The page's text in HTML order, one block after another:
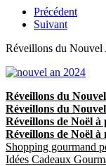
Précédent
Suivant
Réveillons du Nouvel
Réveillons du
Réveillons du
Réveillons de Noël à
Réveillons de Noël à
Shopping gourmand
Idées Cadeaux